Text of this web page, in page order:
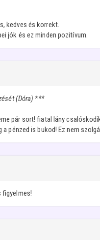
kedves és korrekt.
jók és ez minden pozitívum.
(Dóra) ***
pár sort! fiatal lány
pénzed is bukod! Ez nem
figyelmes!